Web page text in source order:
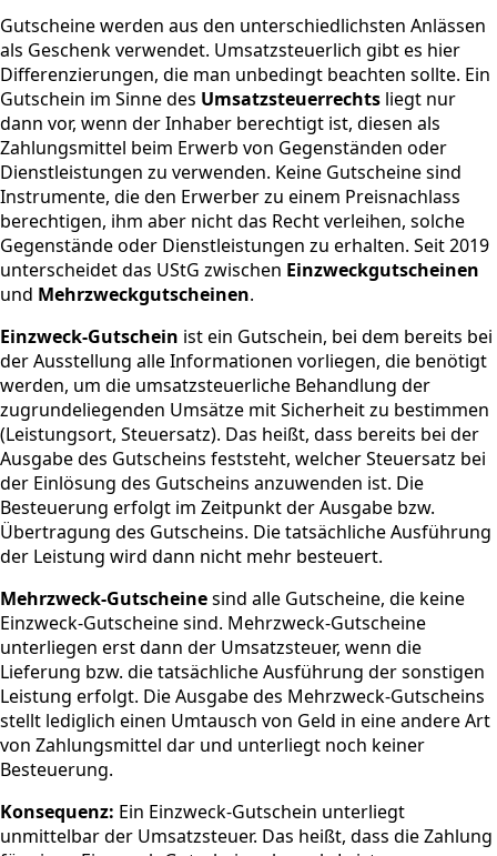
Gutscheine werden aus den unterschiedlichsten Anlässen
als Geschenk verwendet. Umsatzsteuerlich gibt es hier
Differenzierungen, die man unbedingt beachten sollte. Ein
Gutschein im Sinne des Umsatzsteuerrechts liegt nur
dann vor, wenn der Inhaber berechtigt ist, diesen als
Zahlungsmittel beim Erwerb von Gegenständen oder
Dienstleistungen zu verwenden. Keine Gutscheine sind
Instrumente, die den Erwerber zu einem Preisnachlass
berechtigen, ihm aber nicht das Recht verleihen, solche
Gegenstände oder Dienstleistungen zu erhalten. Seit 2019
unterscheidet das UStG zwischen Einzweckgutscheinen
und Mehrzweckgutscheinen.
Einzweck-Gutschein ist ein Gutschein, bei dem bereits bei
der Ausstellung alle Informationen vorliegen, die benötigt
werden, um die umsatzsteuerliche Behandlung der
zugrundeliegenden Umsätze mit Sicherheit zu bestimmen
(Leistungsort, Steuersatz). Das heißt, dass bereits bei der
Ausgabe des Gutscheins feststeht, welcher Steuersatz bei
der Einlösung des Gutscheins anzuwenden ist. Die
Besteuerung erfolgt im Zeitpunkt der Ausgabe bzw.
Übertragung des Gutscheins. Die tatsächliche Ausführung
der Leistung wird dann nicht mehr besteuert.
Mehrzweck-Gutscheinesind alle Gutscheine, die keine
Einzweck-Gutscheine sind. Mehrzweck-Gutscheine
unterliegen erst dann der Umsatzsteuer, wenn die
Lieferung bzw. die tatsächliche Ausführung der sonstigen
Leistung erfolgt. Die Ausgabe des Mehrzweck-Gutscheins
stellt lediglich einen Umtausch von Geld in eine andere Art
von Zahlungsmittel dar und unterliegt noch keiner
Besteuerung.
Konsequenz: Ein Einzweck-Gutschein unterliegt
unmittelbar der Umsatzsteuer. Das heißt, dass die Zahlung